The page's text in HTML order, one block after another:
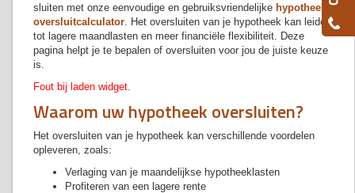
sluiten met onze eenvoudige en gebruiksvriendelijke hypotheek
oversluitcalculator. Het oversluiten van je hypotheek kan leiden
tot lagere maandlasten en meer financiële flexibiliteit. Deze
pagina helpt je te bepalen of oversluiten voor jou de juiste keuze
is.
Fout bij laden widget.
Waarom uw hypotheek oversluiten?
Het oversluiten van je hypotheek kan verschillende voordelen
opleveren, zoals:
Verlaging van je maandelijkse hypotheeklasten
Profiteren van een lagere rente